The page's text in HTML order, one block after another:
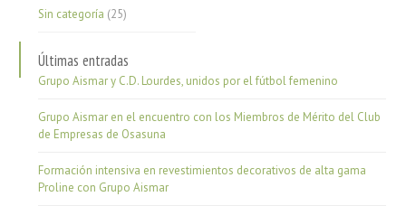
Sin categoría (25)
Últimas entradas
Grupo Aismar y C.D. Lourdes, unidos por el fútbol femenino
Grupo Aismar en el encuentro con los Miembros de Mérito del Club
de Empresas de Osasuna
Formación intensiva en revestimientos decorativos de alta gama
Proline con Grupo Aismar